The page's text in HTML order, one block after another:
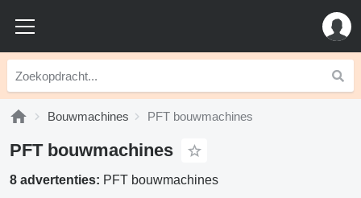
Bouwmachines PFT bouwmachines
PFT bouwmachines
8 advertenties: PFT bouwmachines